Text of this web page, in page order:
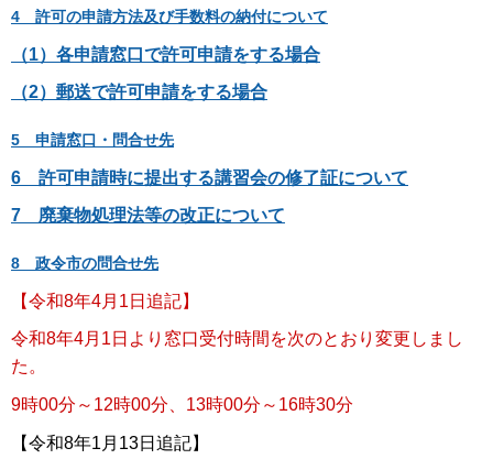
4 許可の申請方法及び手数料の納付について
（1）各申請窓口で許可申請をする場合
（2）郵送で許可申請をする場合
5 申請窓口・問合せ先
6 許可申請時に提出する講習会の修了証について
7 廃棄物処理法等の改正について
8 政令市の問合せ先
【令和8年4月1日追記】
令和8年4月1日より窓口受付時間を次のとおり変更しまし
た。
9時00分～12時00分、13時00分～16時30分
【令和8年1月13日追記】